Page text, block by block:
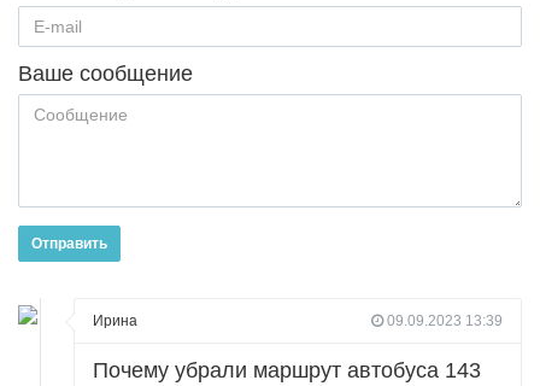
Ваше сообщение
Отправить
Ирина 09.09.2023 13:39
Почему убрали маршрут автобуса 143